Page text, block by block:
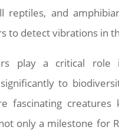
reptiles, and
to detect vibrations in
play a critical role
to
fascinating
only a milestone for